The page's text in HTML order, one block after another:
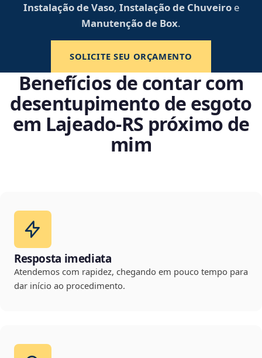
Instalação de Vaso, Instalação de Chuveiroe
Manutenção de Box.
SOLICITE SEU ORÇAMENTO
Benefícios de contar com
desentupimento de esgoto
em Lajeado‑RS próximo de
mim
Resposta imediata
Atendemos com rapidez, chegando em pouco tempo para
dar início ao procedimento.